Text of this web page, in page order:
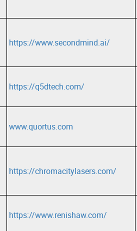
https://www.secondmind.ai/
https://q5dtech.com/
www.quortus.com
https://chromacitylasers.com/
https://www.renishaw.com/